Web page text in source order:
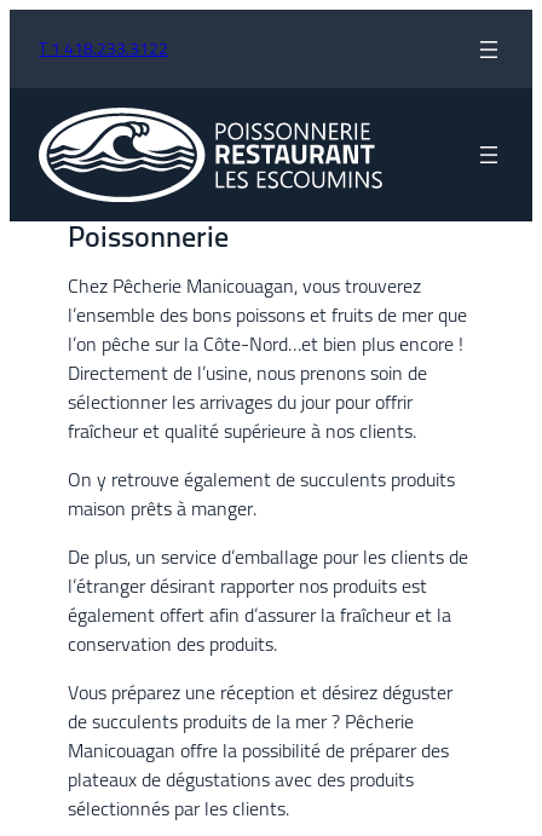
T 1 418.233.3122
Poissonnerie
Chez Pêcherie Manicouagan, vous trouverez
l’ensemble des bons poissons et fruits de mer que
l’on pêche sur la Côte-Nord…et bien plus encore !
Directement de l’usine, nous prenons soin de
sélectionner les arrivages du jour pour offrir
fraîcheur et qualité supérieure à nos clients.
On y retrouve également de succulents produits
maison prêts à manger.
De plus, un service d’emballage pour les clients de
l’étranger désirant rapporter nos produits est
également offert afin d’assurer la fraîcheur et la
conservation des produits.
Vous préparez une réception et désirez déguster
de succulents produits de la mer ? Pêcherie
Manicouagan offre la possibilité de préparer des
plateaux de dégustations avec des produits
sélectionnés par les clients.